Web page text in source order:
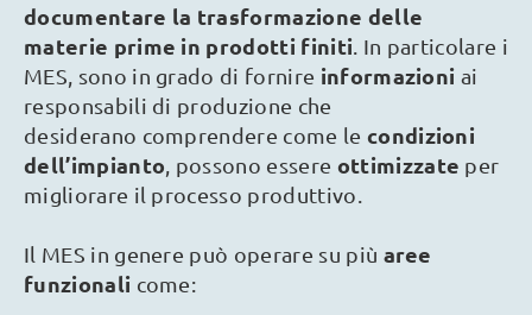
documentare la trasformazione delle
materie prime in prodotti finiti . In particolare i
MES, sono in grado di fornire informazioni ai
responsabili di produzione che
desiderano comprendere come le condizioni
dell’impianto , possono essere ottimizzate per
migliorare il processo produttivo.
Il MES in genere può operare su più aree
funzionali come: